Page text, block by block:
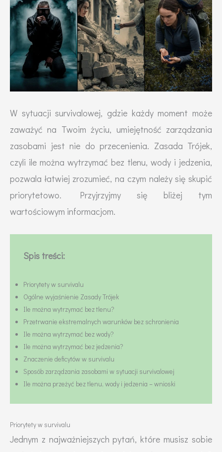
W sytuacji survivalowej, gdzie każdy moment może
zaważyć na Twoim życiu, umiejętność zarządzania
zasobami jest nie do przecenienia. Zasada Trójek,
czyli ile można wytrzymać bez tlenu, wody i jedzenia,
pozwala łatwiej zrozumieć, na czym należy się skupić
priorytetowo. Przyjrzyjmy się bliżej tym
wartościowym informacjom.
Spis treści:
Priorytety w survivalu
Ogólne wyjaśnienie Zasady Trójek
Ile można wytrzymać bez tlenu?
Przetrwanie ekstremalnych warunków bez schronienia
Ile można wytrzymać bez wody?
Ile można wytrzymać bez jedzenia?
Znaczenie deficytów w survivalu
Sposób zarządzania zasobami w sytuacji survivalowej
Ile można przeżyć bez tlenu, wody i jedzenia – wnioski
Priorytety w survivalu
Jednym z najważniejszych pytań, które musisz sobie